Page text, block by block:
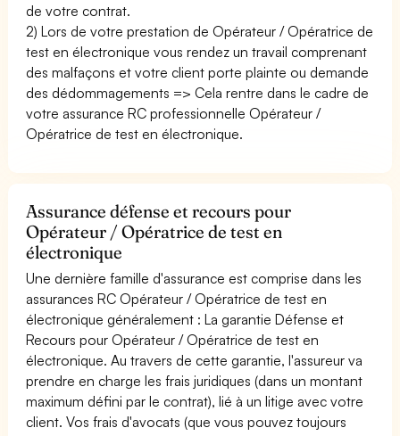
de votre contrat.
2) Lors de votre prestation de Opérateur / Opératrice de
test en électronique vous rendez un travail comprenant
des malfaçons et votre client porte plainte ou demande
des dédommagements => Cela rentre dans le cadre de
votre assurance RC professionnelle Opérateur /
Opératrice de test en électronique.
Assurance défense et recours pour
Opérateur / Opératrice de test en
électronique
Une dernière famille d'assurance est comprise dans les
assurances RC Opérateur / Opératrice de test en
électronique généralement : La garantie Défense et
Recours pour Opérateur / Opératrice de test en
électronique. Au travers de cette garantie, l'assureur va
prendre en charge les frais juridiques (dans un montant
maximum défini par le contrat), lié à un litige avec votre
client. Vos frais d'avocats (que vous pouvez toujours